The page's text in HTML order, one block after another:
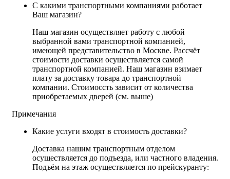
С какими транспортными компаниями работает
Ваш магазин?
Наш магазин осуществляет работу с любой
выбранной вами транспортной компанией,
имеющей представительство в Москве. Рассчёт
стоимости доставки осуществляется самой
транспортной компанией. Наш магазин взимает
плату за доставку товара до транспортной
компании. Стоимоссть зависит от количества
приобретаемых дверей (см. выше)
Примечания
Какие услуги входят в стоимость доставки?
Доставка нашим транспортным отделом
осуществляется до подъезда, или частного владения.
Подъём на этаж осуществляется по прейскуранту: